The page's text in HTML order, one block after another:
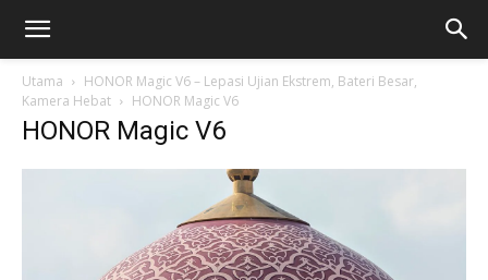
Utama
HONOR Magic V6 – Lepasi Ujian Ekstrem, Bateri Besar,
Kamera Hebat
HONOR Magic V6
HONOR Magic V6